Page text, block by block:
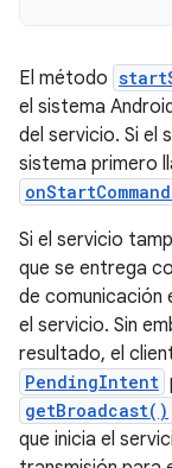
El método
el sistema
del servicio. Si el
sistema primero
Si el servicio
que se entrega
de comunicación
el servicio. Sin
resultado, el
PendingIntent
getBroadcast()
que inicia el